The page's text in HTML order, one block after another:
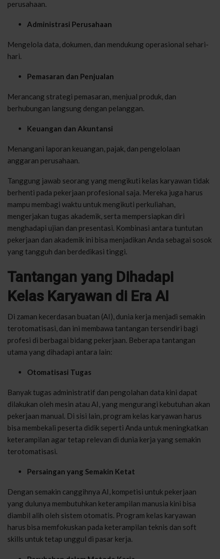
perusahaan.
Administrasi Perusahaan
Mengelola data, dokumen, dan mendukung operasional sehari-
hari.
Pemasaran dan Penjualan
Merancang strategi pemasaran, menjual produk, dan
berhubungan langsung dengan pelanggan.
Keuangan dan Akuntansi
Menangani laporan keuangan, pajak, dan pengelolaan
anggaran perusahaan.
Tanggung jawab seorang yang mengikuti kelas karyawan tidak
berhenti pada pekerjaan profesional saja. Mereka juga harus
mampu membagi waktu untuk mengikuti perkuliahan,
mengerjakan tugas akademik, serta mempersiapkan diri
menghadapi ujian dan presentasi. Kombinasi antara tuntutan
pekerjaan dan akademik ini bisa menjadikan Anda sebagai sosok
yang tangguh dan berdedikasi tinggi.
Tantangan yang Dihadapi
Kelas Karyawan di Era AI
Di zaman kecerdasan buatan (AI), dunia kerja menjadi semakin
terotomatisasi, dan ini membawa tantangan tersendiri bagi
profesi di berbagai bidang pekerjaan. Beberapa tantangan
utama yang dihadapi antara lain:
Otomatisasi Tugas
Banyak tugas administratif dan pengolahan data kini dapat
dilakukan oleh mesin atau AI, yang mengurangi kebutuhan akan
pekerjaan manual. Di sisi lain, program kelas karyawan harus
bisa membekali peserta didik seperti Anda untuk meningkatkan
keterampilan agar tetap relevan di dunia kerja yang semakin
terotomatisasi.
Persaingan yang Semakin Ketat
Dengan semakin canggihnya AI, kompetisi untuk pekerjaan
yang dulunya membutuhkan keterampilan manusia kini bisa
diambil alih oleh sistem otomatis. Program kelas karyawan
harus bisa memfokuskan pada keterampilan teknis dan soft
skills untuk tetap unggul di pasar kerja.